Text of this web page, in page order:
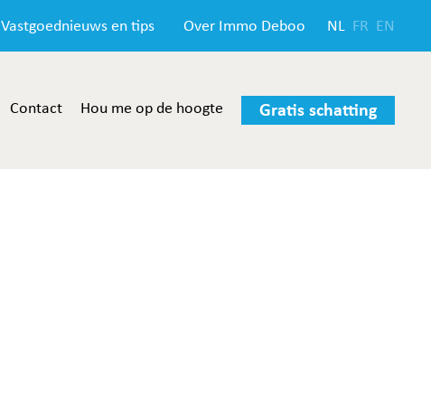
Vastgoednieuws en tips Over Immo Deboo NL FR EN
Contact Hou me op de hoogte Gratis schatting